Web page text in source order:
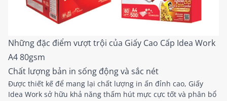
Những đặc điểm vượt trội của Giấy Cao Cấp Idea Work
A4 80gsm
Chất lượng bản in sống động và sắc nét
Được thiết kế để mang lại chất lượng in ấn đỉnh cao, Giấy
Idea Work sở hữu khả năng thấm hút mực cực tốt và phân bổ